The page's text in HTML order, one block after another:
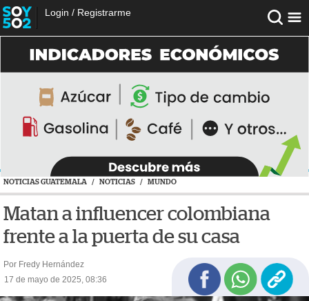
Login / Registrarme
NOTICIAS GUATEMALA / NOTICIAS / MUNDO
Matan a influencer colombiana
frente a la puerta de su casa
Por Fredy Hernández
17 de mayo de 2025, 08:36